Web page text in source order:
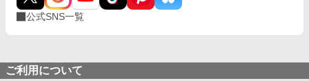
公式SNS一覧
ご利用について